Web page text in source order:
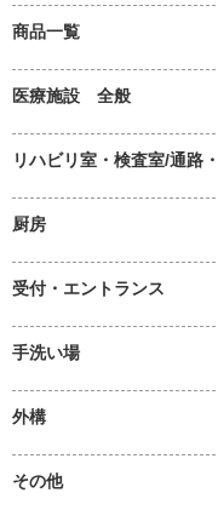
商品一覧
医療施設 全般
リハビリ室・検査室/通路
厨房
受付・エントランス
手洗い場
外構
その他